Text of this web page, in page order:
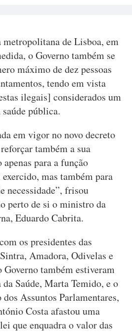
metropolitana de Lisboa, em
o Governo também se
máximo de dez pessoas
tendo em vista
ilegais] considerados um
pública.
em vigor no novo decreto
também a sua
apenas para a função
mas também para
necessidade”, frisou
perto de si o ministro da
Eduardo Cabrita.
os presidentes das
Amadora, Odivelas e
Governo também estiveram
Saúde, Marta Temido, e o
Assuntos Parlamentares,
Costa afastou uma
que enquadra o valor das